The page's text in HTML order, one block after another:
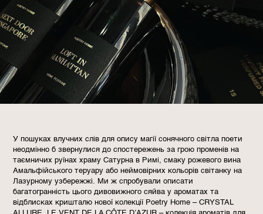
У пошуках влучних слів для опису магії сонячного світла поети
неодмінно б звернулися до спостережень за грою променів на
таємничих руїнах храму Сатурна в Римі, смаку рожевого вина
Амальфійського теруару або неймовірних кольорів світанку на
Лазурному узбережжі. Ми ж спробували описати
багатогранність цього дивовижного сяйва у ароматах та
відблисках кришталю нової колекції Poetry Home – CRYSTAL